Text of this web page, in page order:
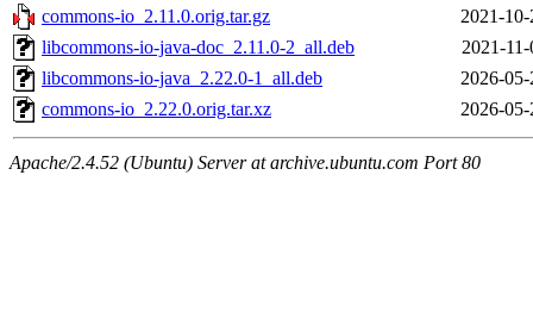
commons-io_2.11.0.orig.tar.gz
2021-
libcommons-io-java-doc_2.11.0-2_all.deb
2021-
libcommons-io-java_2.22.0-1_all.deb
2026-
commons-io_2.22.0.orig.tar.xz
2026-
Apache/2.4.52 (Ubuntu) Server at archive.ubuntu.com Port 80